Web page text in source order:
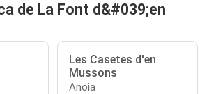
de La Font d&#039;en
Les Casetes d'en
Mussons
Anoia